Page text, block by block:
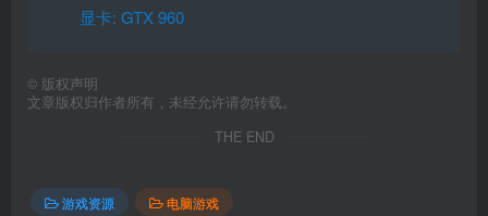
显卡: GTX 960
© 版权声明
文章版权归作者所有，未经允许请勿转载。
THE END
游戏资源
电脑游戏